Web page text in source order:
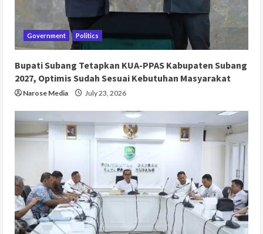
Government Politics
Bupati Subang Tetapkan KUA-PPAS Kabupaten Subang
2027, Optimis Sudah Sesuai Kebutuhan Masyarakat
Narose Media July 23, 2026